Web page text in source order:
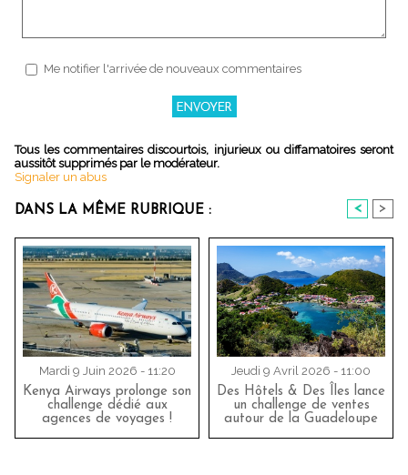
Me notifier l'arrivée de nouveaux commentaires
Tous les commentaires discourtois, injurieux ou diffamatoires seront
aussitôt supprimés par le modérateur.
Signaler un abus
DANS LA MÊME RUBRIQUE : < >
Mardi 9 Juin 2026 - 11:20
Kenya Airways prolonge son
challenge dédié aux
agences de voyages !
Jeudi 9 Avril 2026 - 11:00
Des Hôtels & Des Îles lance
un challenge de ventes
autour de la Guadeloupe